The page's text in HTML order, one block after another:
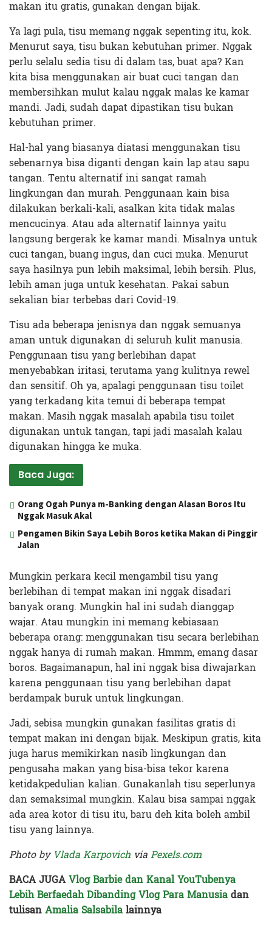
makan itu gratis, gunakan dengan bijak.
Ya lagi pula, tisu memang nggak sepenting itu, kok.
Menurut saya, tisu bukan kebutuhan primer. Nggak
perlu selalu sedia tisu di dalam tas, buat apa? Kan
kita bisa menggunakan air buat cuci tangan dan
membersihkan mulut kalau nggak malas ke kamar
mandi. Jadi, sudah dapat dipastikan tisu bukan
kebutuhan primer.
Hal-hal yang biasanya diatasi menggunakan tisu
sebenarnya bisa diganti dengan kain lap atau sapu
tangan. Tentu alternatif ini sangat ramah
lingkungan dan murah. Penggunaan kain bisa
dilakukan berkali-kali, asalkan kita tidak malas
mencucinya. Atau ada alternatif lainnya yaitu
langsung bergerak ke kamar mandi. Misalnya untuk
cuci tangan, buang ingus, dan cuci muka. Menurut
saya hasilnya pun lebih maksimal, lebih bersih. Plus,
lebih aman juga untuk kesehatan. Pakai sabun
sekalian biar terbebas dari Covid-19.
Tisu ada beberapa jenisnya dan nggak semuanya
aman untuk digunakan di seluruh kulit manusia.
Penggunaan tisu yang berlebihan dapat
menyebabkan iritasi, terutama yang kulitnya rewel
dan sensitif. Oh ya, apalagi penggunaan tisu toilet
yang terkadang kita temui di beberapa tempat
makan. Masih nggak masalah apabila tisu toilet
digunakan untuk tangan, tapi jadi masalah kalau
digunakan hingga ke muka.
Baca Juga:
Orang Ogah Punya m-Banking dengan Alasan Boros Itu
Nggak Masuk Akal
Pengamen Bikin Saya Lebih Boros ketika Makan di Pinggir
Jalan
Mungkin perkara kecil mengambil tisu yang
berlebihan di tempat makan ini nggak disadari
banyak orang. Mungkin hal ini sudah dianggap
wajar. Atau mungkin ini memang kebiasaan
beberapa orang: menggunakan tisu secara berlebihan
nggak hanya di rumah makan. Hmmm, emang dasar
boros. Bagaimanapun, hal ini nggak bisa diwajarkan
karena penggunaan tisu yang berlebihan dapat
berdampak buruk untuk lingkungan.
Jadi, sebisa mungkin gunakan fasilitas gratis di
tempat makan ini dengan bijak. Meskipun gratis, kita
juga harus memikirkan nasib lingkungan dan
pengusaha makan yang bisa-bisa tekor karena
ketidakpedulian kalian. Gunakanlah tisu seperlunya
dan semaksimal mungkin. Kalau bisa sampai nggak
ada area kotor di tisu itu, baru deh kita boleh ambil
tisu yang lainnya.
Photo by Vlada Karpovich viaPexels.com
BACA JUGAVlog Barbie dan Kanal YouTubenya
Lebih Berfaedah Dibanding Vlog Para Manusiadan
tulisanAmalia Salsabilalainnya